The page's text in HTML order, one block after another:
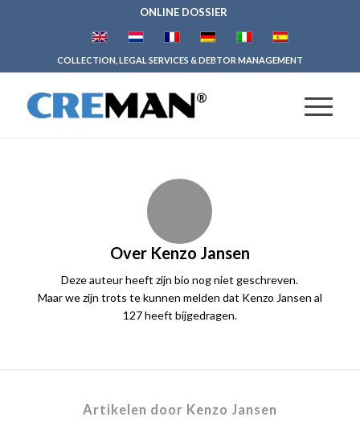
ONLINE DOSSIER
COLLECTION, LEGAL SERVICES & DEBTOR MANAGEMENT
Over Kenzo Jansen
Deze auteur heeft zijn bio nog niet geschreven.
Maar we zijn trots te kunnen melden dat Kenzo Jansen al
127 heeft bijgedragen.
Artikelen door Kenzo Jansen